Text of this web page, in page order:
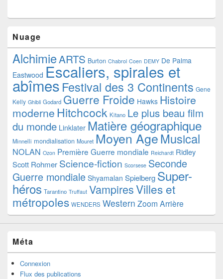
Nuage
AlchimieARTS Burton Chabrol Coen DEMY De Palma
Eastwood Escaliers, spirales et
abîmes Festival des 3 Continents Gene
Kelly Ghibli Godard Guerre Froide Hawks Histoire
moderne Hitchcock Kitano Le plus beau film
du monde Linklater Matière géographique
Minnelli mondialisation Mouret Moyen AgeMusical
NOLAN Ozon Première Guerre mondiale Reichardt Ridley
Scott Rohmer Science-fiction Scorsese Seconde
Guerre mondiale Shyamalan Spielberg Super-
héros Tarantino Truffaut VampiresVilles et
métropoles WENDERS Western Zoom Arrière
Méta
Connexion
Flux des publications